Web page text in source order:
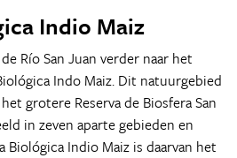
Indio Maiz
Río San Juan verder naar het
Indo Maiz. Dit natuurgebied
grotere Reserva de Biosfera San
in zeven aparte gebieden en
Biológica Indio Maiz is daarvan het